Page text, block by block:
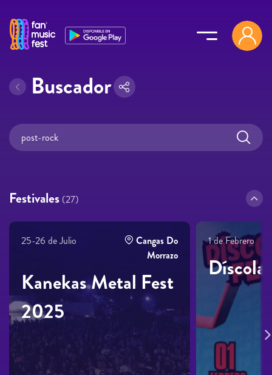
Buscador
Festivales (27)
25-26 de Julio
Cangas Do
Morrazo
Kanekas Metal Fest
2025
1 de Febrero